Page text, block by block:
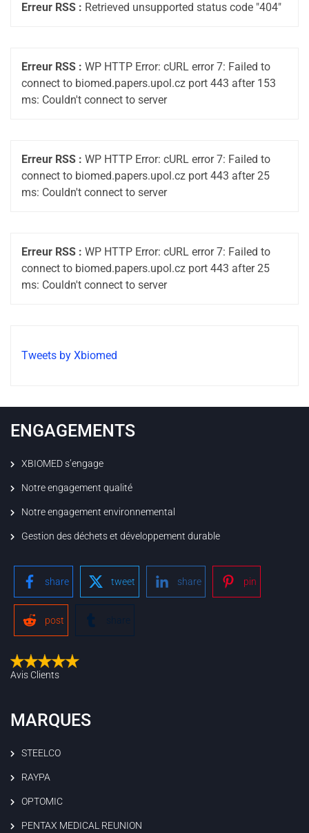
Erreur RSS : Retrieved unsupported status code "404"
Erreur RSS : WP HTTP Error: cURL error 7: Failed to
connect to biomed.papers.upol.cz port 443 after 153
ms: Couldn't connect to server
Erreur RSS : WP HTTP Error: cURL error 7: Failed to
connect to biomed.papers.upol.cz port 443 after 25
ms: Couldn't connect to server
Erreur RSS : WP HTTP Error: cURL error 7: Failed to
connect to biomed.papers.upol.cz port 443 after 25
ms: Couldn't connect to server
Tweets by Xbiomed
ENGAGEMENTS
XBIOMED s’engage
Notre engagement qualité
Notre engagement environnemental
Gestion des déchets et développement durable
share tweet share pin
post share
Avis Clients
MARQUES
STEELCO
RAYPA
OPTOMIC
PENTAX MEDICAL REUNION